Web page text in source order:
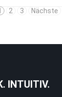
2 3 Nächste
INTUITIV.